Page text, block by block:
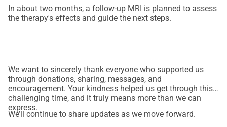
In about two months, a follow-up MRI is planned to assess
the therapy's effects and guide the next steps.
We want to sincerely thank everyone who supported us
through donations, sharing, messages, and
encouragement. Your kindness helped us get through this
challenging time, and it truly means more than we can
express.
We’ll continue to share updates as we move forward.